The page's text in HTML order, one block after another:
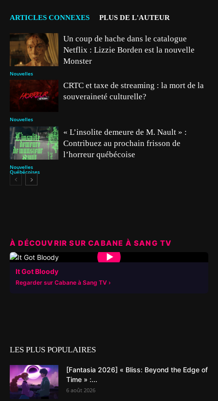
ARTICLES CONNEXES PLUS DE L'AUTEUR
Nouvelles
Un coup de hache dans le catalogue
Netflix : Lizzie Borden est la nouvelle
Monster
Nouvelles
CRTC et taxe de streaming : la mort de la
souveraineté culturelle?
Nouvelles
Québécoises
« L’insolite demeure de M. Nault » :
Contribuez au prochain frisson de
l’horreur québécoise
À DÉCOUVRIR SUR CABANE À SANG TV
▶
It Got Bloody
Regarder sur Cabane à Sang TV
LES PLUS POPULAIRES
[Fantasia 2026] « Bliss: Beyond the Edge of
Time » :...
6 août 2026